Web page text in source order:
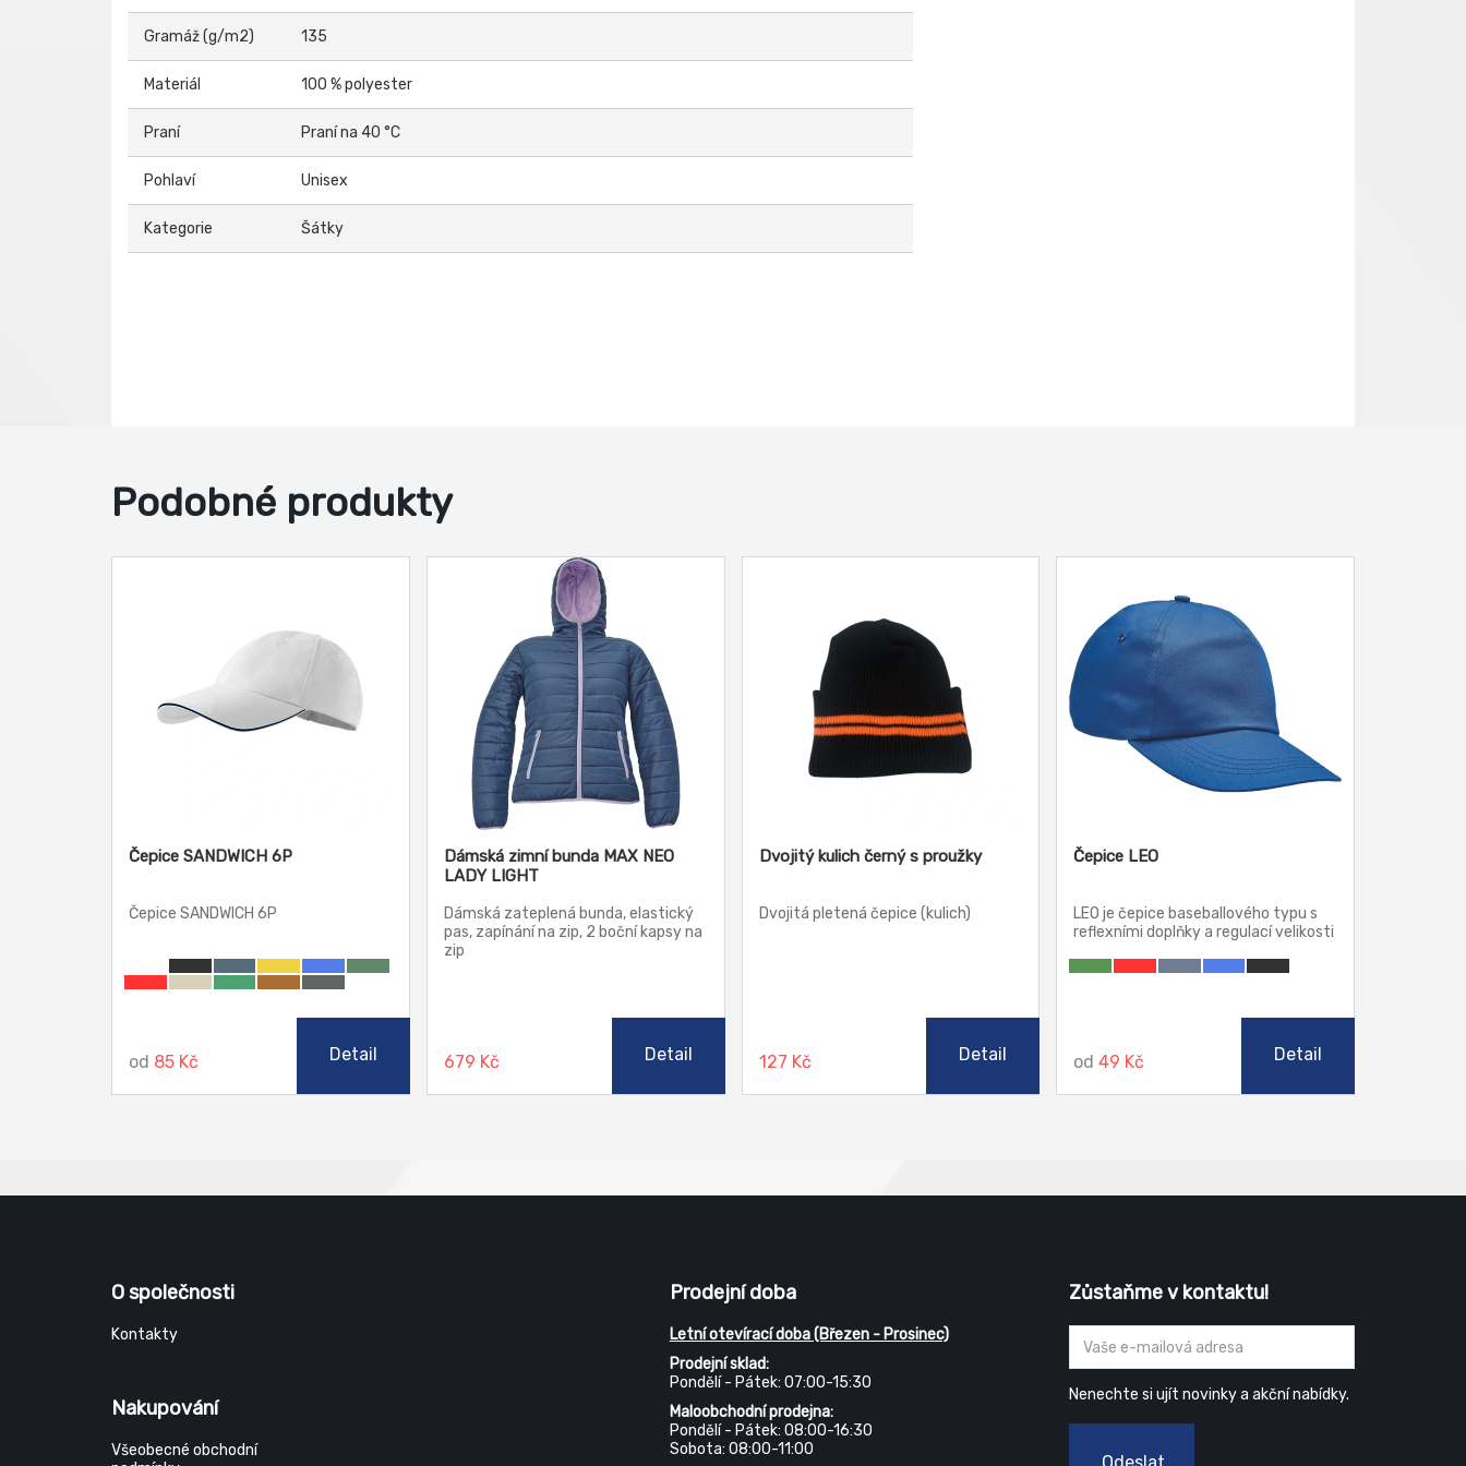
Gramáž (g/m2) 135
Materiál 100 % polyester
Praní Praní na 40 °C
Pohlaví Unisex
Kategorie Šátky
Podobné produkty
Čepice SANDWICH 6P
Čepice SANDWICH 6P
od 85 Kč Detail
Dámská zimní bunda MAX NEO
LADY LIGHT
Dámská zateplená bunda, elastický
pas, zapínání na zip, 2 boční kapsy na
zip
679 Kč Detail
Dvojitý kulich černý s proužky
Dvojitá pletená čepice (kulich)
127 Kč Detail
Čepice LEO
LEO je čepice baseballového typu s
reflexními doplňky a regulací velikosti
od49 Kč Detail
O společnosti
Kontakty
Nakupování
Všeobecné obchodní
Prodejní doba
Letní otevírací doba (Březen - Prosinec)
Prodejní sklad:
Pondělí - Pátek: 07:00-15:30
Maloobchodní prodejna:
Pondělí - Pátek: 08:00-16:30
Sobota: 08:00-11:00
Zůstaňme v kontaktu!
Nenechte si ujít novinky a akční nabídky.
Odeslat